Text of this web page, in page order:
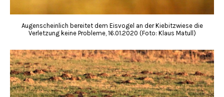
Augenscheinlich bereitet dem Eisvogel an der Kiebitzwiese die
Verletzung keine Probleme, 16.01.2020 (Foto: Klaus Matull)